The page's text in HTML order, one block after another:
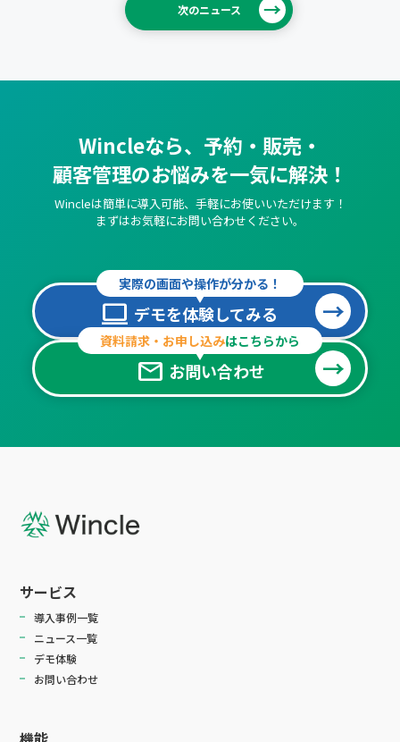
次のニュース
Wincleなら、予約・販売・
顧客管理のお悩みを一気に解決！
Wincleは簡単に導入可能、手軽にお使いいただけます！
まずはお気軽にお問い合わせください。
実際の画面や操作が分かる！
computer デモを体験してみる
資料請求・お申し込みはこちらから
mail お問い合わせ
サービス
導入事例一覧
ニュース一覧
デモ体験
お問い合わせ